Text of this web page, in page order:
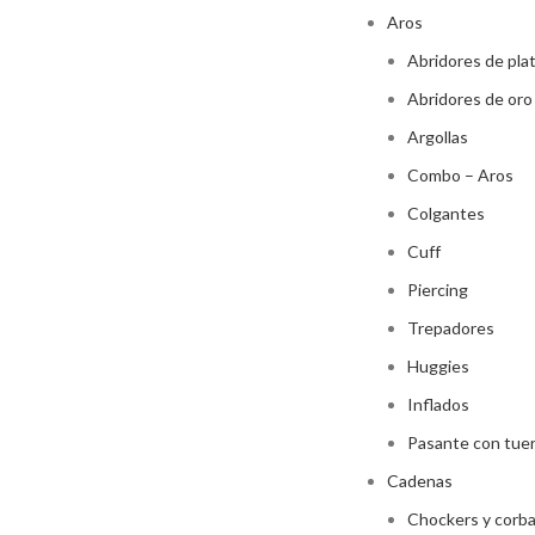
Aros
Abridores de
Abridores de oro
Argollas
Combo – Aros
Colgantes
Cuff
Piercing
Trepadores
Huggies
Inflados
Pasante con
Cadenas
Chockers y